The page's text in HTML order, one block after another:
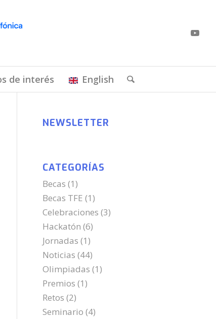
de interés English
NEWSLETTER
CATEGORÍAS
Becas (1)
Becas TFE (1)
Celebraciones (3)
Hackatón (6)
Jornadas (1)
Noticias (44)
Olimpiadas (1)
Premios (1)
Retos (2)
Seminario (4)